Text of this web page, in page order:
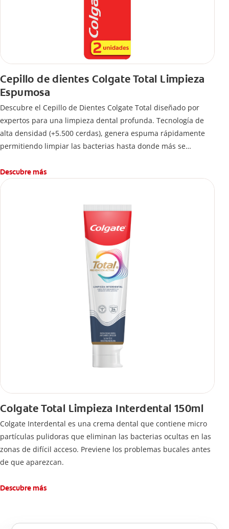
Cepillo de dientes Colgate Total Limpieza
Espumosa
Descubre el Cepillo de Dientes Colgate Total diseñado por
expertos para una limpieza dental profunda. Tecnología de
alta densidad (+5.500 cerdas), genera espuma rápidamente
permitiendo limpiar las bacterias hasta donde más se
Descubre más
Colgate Total Limpieza Interdental 150ml
Colgate Interdental es una crema dental que contiene micro
partículas pulidoras que eliminan las bacterias ocultas en las
zonas de difícil acceso. Previene los problemas bucales antes
de que aparezcan.
Descubre más